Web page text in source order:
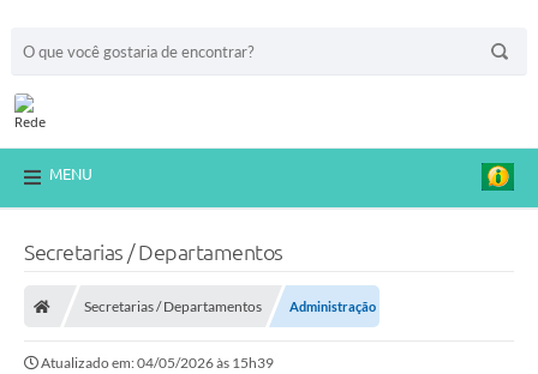
MENU
Secretarias / Departamentos
Secretarias / Departamentos Administração
Atualizado em: 04/05/2026 às 15h39